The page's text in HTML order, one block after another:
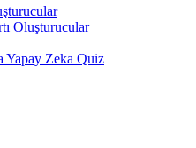
Oluşturucular
Yapay Zeka Quiz